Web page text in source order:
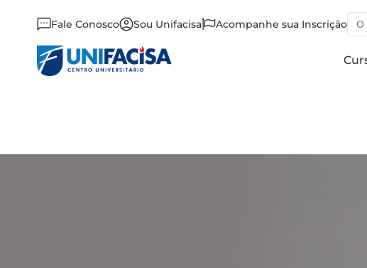
Fale Conosco Sou Unifacisa Acompanhe sua Inscrição